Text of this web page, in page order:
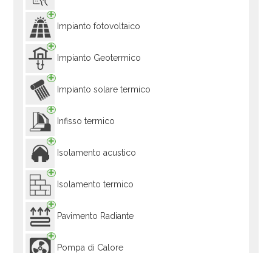
Impianto fotovoltaico
Impianto Geotermico
Impianto solare termico
Infisso termico
Isolamento acustico
Isolamento termico
Pavimento Radiante
Pompa di Calore